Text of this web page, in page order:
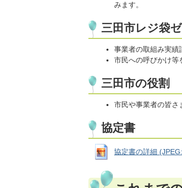
みます。
三田市レジ袋
事業者の取組み実績
市民への呼びかけ等
三田市の役割
市民や事業者の皆さ
協定書
協定書の詳細